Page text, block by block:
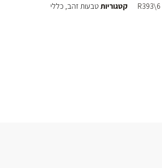
R393\6 קטגוריותטבעות זהב, כללי